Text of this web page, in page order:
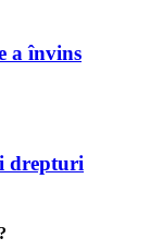
a învins
drepturi